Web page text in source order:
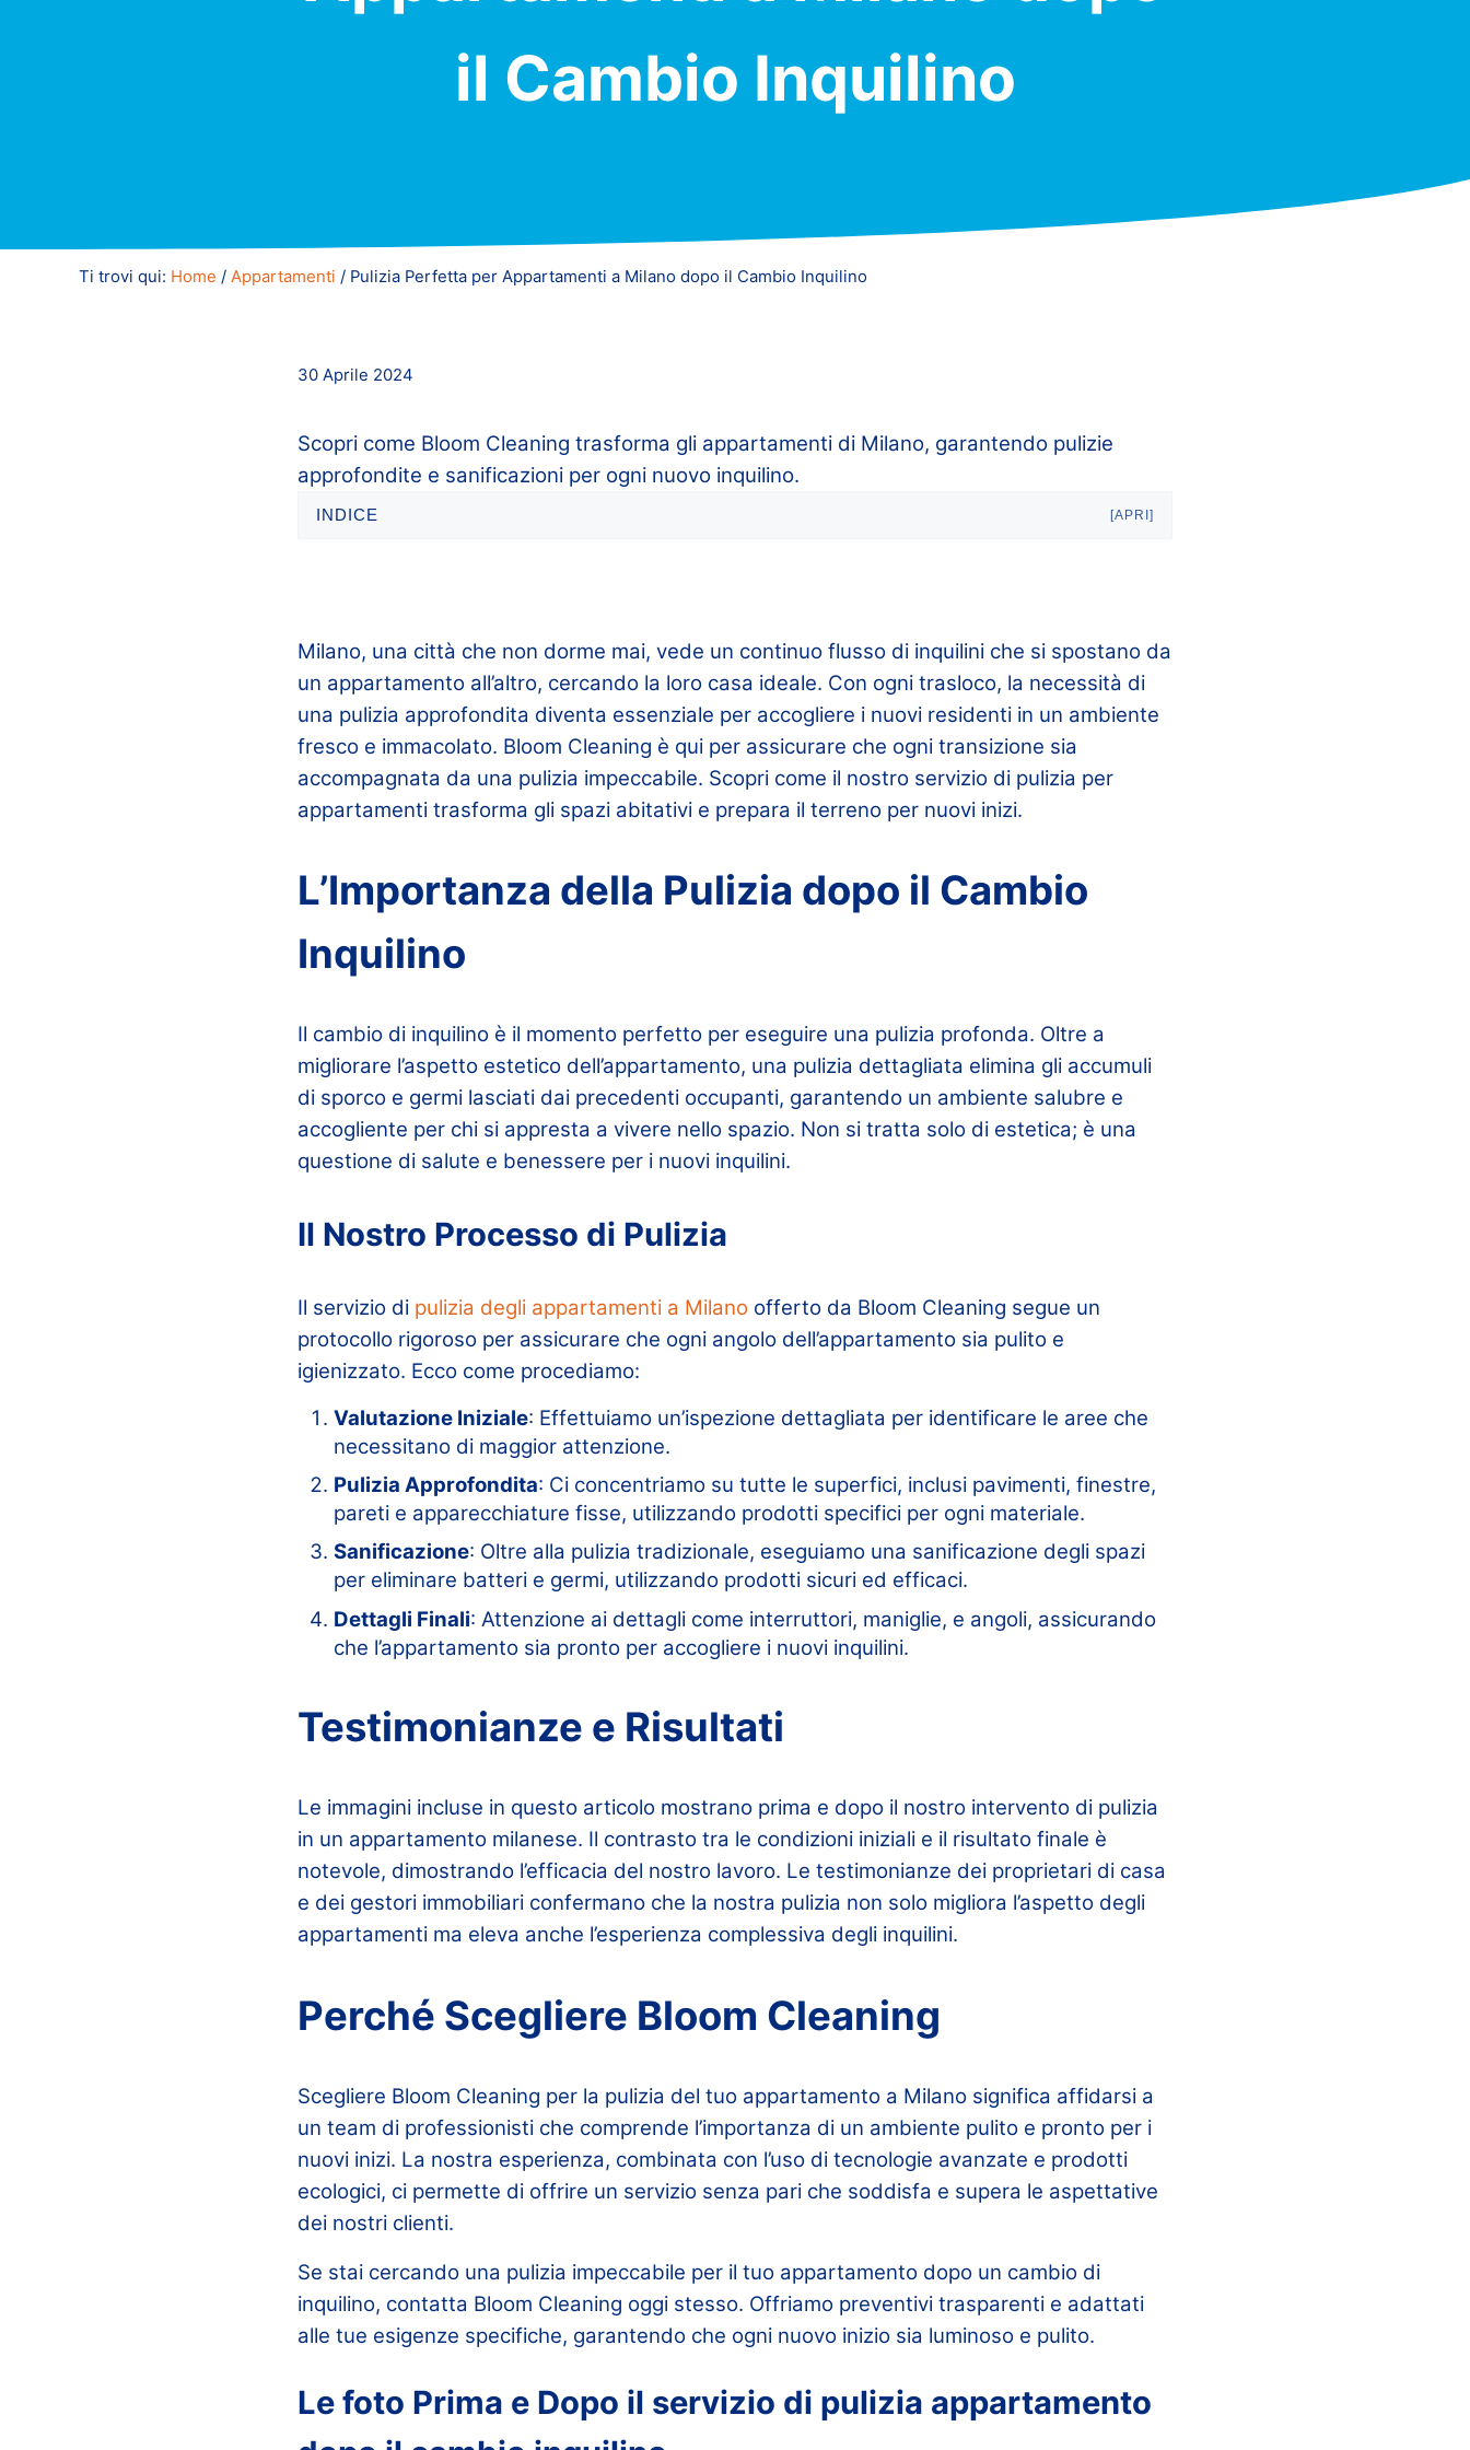
il Cambio Inquilino
Ti trovi qui: Home / Appartamenti / Pulizia Perfetta per Appartamenti a Milano dopo il Cambio Inquilino
30 Aprile 2024
Scopri come Bloom Cleaning trasforma gli appartamenti di Milano, garantendo pulizie
approfondite e sanificazioni per ogni nuovo inquilino.
INDICE [APRI]
Milano, una città che non dorme mai, vede un continuo flusso di inquilini che si spostano da
un appartamento all’altro, cercando la loro casa ideale. Con ogni trasloco, la necessità di
una pulizia approfondita diventa essenziale per accogliere i nuovi residenti in un ambiente
fresco e immacolato. Bloom Cleaning è qui per assicurare che ogni transizione sia
accompagnata da una pulizia impeccabile. Scopri come il nostro servizio di pulizia per
appartamenti trasforma gli spazi abitativi e prepara il terreno per nuovi inizi.
L’Importanza della Pulizia dopo il Cambio
Inquilino
Il cambio di inquilino è il momento perfetto per eseguire una pulizia profonda. Oltre a
migliorare l’aspetto estetico dell’appartamento, una pulizia dettagliata elimina gli accumuli
di sporco e germi lasciati dai precedenti occupanti, garantendo un ambiente salubre e
accogliente per chi si appresta a vivere nello spazio. Non si tratta solo di estetica; è una
questione di salute e benessere per i nuovi inquilini.
Il Nostro Processo di Pulizia
Il servizio di pulizia degli appartamenti a Milano offerto da Bloom Cleaning segue un
protocollo rigoroso per assicurare che ogni angolo dell’appartamento sia pulito e
igienizzato. Ecco come procediamo:
Valutazione Iniziale: Effettuiamo un’ispezione dettagliata per identificare le aree che
necessitano di maggior attenzione.
Pulizia Approfondita: Ci concentriamo su tutte le superfici, inclusi pavimenti, finestre,
pareti e apparecchiature fisse, utilizzando prodotti specifici per ogni materiale.
Sanificazione: Oltre alla pulizia tradizionale, eseguiamo una sanificazione degli spazi
per eliminare batteri e germi, utilizzando prodotti sicuri ed efficaci.
Dettagli Finali: Attenzione ai dettagli come interruttori, maniglie, e angoli, assicurando
che l’appartamento sia pronto per accogliere i nuovi inquilini.
Testimonianze e Risultati
Le immagini incluse in questo articolo mostrano prima e dopo il nostro intervento di pulizia
in un appartamento milanese. Il contrasto tra le condizioni iniziali e il risultato finale è
notevole, dimostrando l’efficacia del nostro lavoro. Le testimonianze dei proprietari di casa
e dei gestori immobiliari confermano che la nostra pulizia non solo migliora l’aspetto degli
appartamenti ma eleva anche l’esperienza complessiva degli inquilini.
Perché Scegliere Bloom Cleaning
Scegliere Bloom Cleaning per la pulizia del tuo appartamento a Milano significa affidarsi a
un team di professionisti che comprende l’importanza di un ambiente pulito e pronto per i
nuovi inizi. La nostra esperienza, combinata con l’uso di tecnologie avanzate e prodotti
ecologici, ci permette di offrire un servizio senza pari che soddisfa e supera le aspettative
dei nostri clienti.
Se stai cercando una pulizia impeccabile per il tuo appartamento dopo un cambio di
inquilino, contatta Bloom Cleaning oggi stesso. Offriamo preventivi trasparenti e adattati
alle tue esigenze specifiche, garantendo che ogni nuovo inizio sia luminoso e pulito.
Le foto Prima e Dopo il servizio di pulizia appartamento